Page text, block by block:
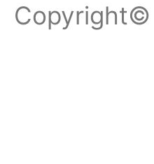
Copyright©